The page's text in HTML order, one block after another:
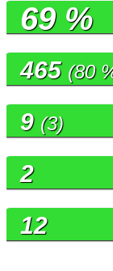
69 %
465 (80
9 (3)
2
12